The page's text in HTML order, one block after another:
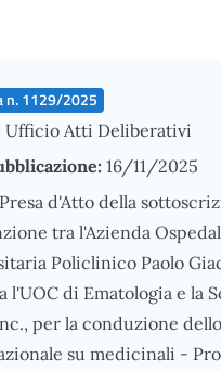
n. 1129/2025
Ufficio Atti Deliberativi
16/11/2025
Presa d'Atto della
tra l'Azienda
Policlinico Paolo
l'UOC di Ematologia e la
per la conduzione
su medicinali -